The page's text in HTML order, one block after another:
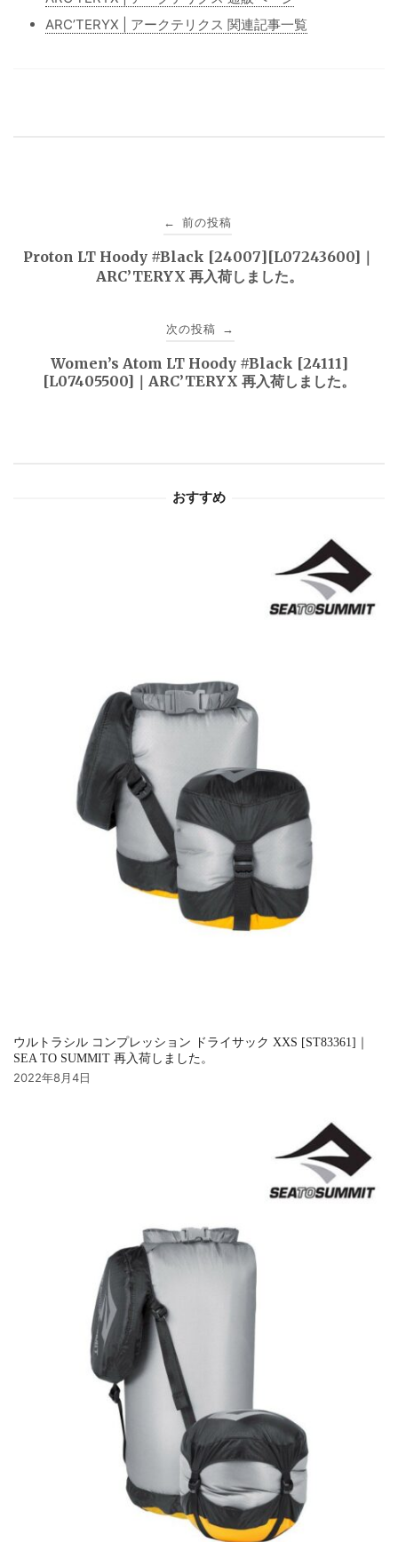
ARC’TERYX | アークテリクス 関連記事一覧
稿
← 前の投稿
Proton LT Hoody #Black [24007][L07243600]｜
ARC’TERYX 再入荷しました。
次の投稿 →
Women’s Atom LT Hoody #Black [24111]
[L07405500]｜ARC’TERYX 再入荷しました。
おすすめ
ウルトラシル コンプレッション ドライサック XXS [ST83361]｜
SEA TO SUMMIT 再入荷しました。
2022年8月4日